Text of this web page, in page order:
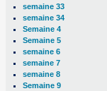
semaine 33
semaine 34
Semaine 4
Semaine 5
semaine 6
semaine 7
semaine 8
Semaine 9